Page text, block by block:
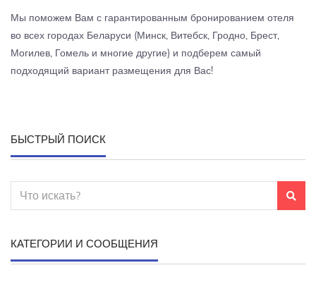
Мы поможем Вам с гарантированным бронированием отеля
во всех городах Беларуси (Минск, Витебск, Гродно, Брест,
Могилев, Гомель и многие другие) и подберем самый
подходящий вариант размещения для Вас!
БЫСТРЫЙ ПОИСК
КАТЕГОРИИ И СООБЩЕНИЯ